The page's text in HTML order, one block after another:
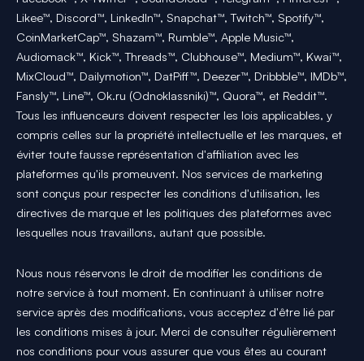
Likee™, Discord™, LinkedIn™, Snapchat™, Twitch™, Spotify™,
CoinMarketCap™, Shazam™, Rumble™, Apple Music™,
Audiomack™, Kick™, Threads™, Clubhouse™, Medium™, Kwai™,
MixCloud™, Dailymotion™, DatPiff™, Deezer™, Dribbble™, IMDb™,
Fansly™, Line™, Ok.ru (Odnoklassniki)™, Quora™, et Reddit™.
Tous les influenceurs doivent respecter les lois applicables, y
compris celles sur la propriété intellectuelle et les marques, et
éviter toute fausse représentation d'affiliation avec les
plateformes qu'ils promeuvent. Nos services de marketing
sont conçus pour respecter les conditions d'utilisation, les
directives de marque et les politiques des plateformes avec
lesquelles nous travaillons, autant que possible.
Nous nous réservons le droit de modifier les conditions de
notre service à tout moment. En continuant à utiliser notre
service après des modifications, vous acceptez d'être lié par
les conditions mises à jour. Merci de consulter régulièrement
nos conditions pour vous assurer que vous êtes au courant